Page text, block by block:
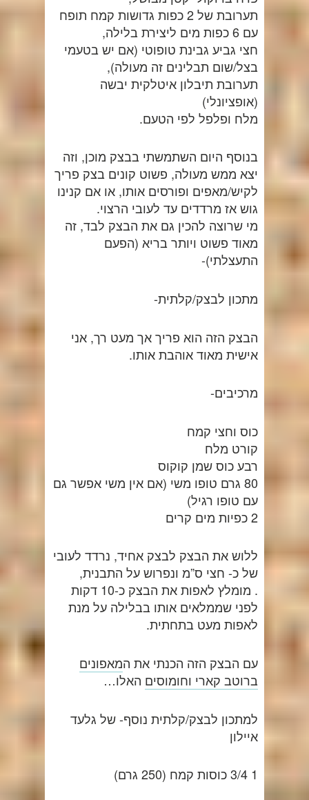
תערובת של 2 כפות גדושות קמח תופח
עם 6 כפות מים ליצירת בלילה,
חצי גביע גבינת טופוטי (אם יש בטעמי
בצל/שום תבלינים זה מעולה),
תערובת תיבלון איטלקית יבשה
(אופציונלי)
מלח ופלפל לפי הטעם.
בנוסף היום השתמשתי בבצק מוכן, וזה
יצא ממש מעולה, פשוט קונים בצק פריך
לקיש/מאפים ופורסים אותו, או אם קנינו
גוש אז מרדדים עד לעובי הרצוי.
מי שרוצה להכין גם את הבצק לבד, זה
מאוד פשוט ויותר בריא (הפעם
התעצלתי)-
מתכון לבצק/קלתית-
הבצק הזה הוא פריך אך מעט רך, אני
אישית מאוד אוהבת אותו.
מרכיבים-
כוס וחצי קמח
קורט מלח
רבע כוס שמן קוקוס
80 גרם טופו משי (אם אין משי אפשר גם
עם טופו רגיל)
2 כפיות מים קרים
ללוש את הבצק לבצק אחיד, נרדד לעובי
של כ- חצי ס”מ ונפרוש על התבנית,
. מומלץ לאפות את הבצק כ-10 דקות
לפני שממלאים אותו בבלילה על מנת
לאפות מעט בתחתית.
עם הבצק הזה הכנתי את המאפונים
ברוטב קארי וחומוסים האלו…
למתכון לבצק/קלתית נוסף- של גלעד
איילון
1 3/4 כוסות קמח (250 גרם)